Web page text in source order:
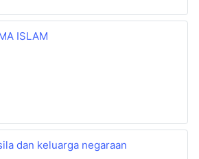
ISLAM
dan keluarga negaraan